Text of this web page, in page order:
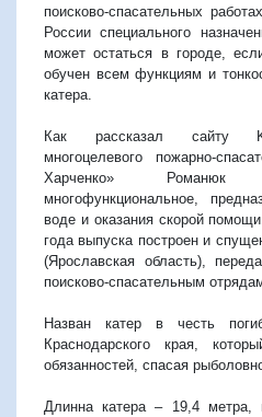
поисково-спасательных
России специального
может остаться в городе,
обучен всем функциям и
катера.
Как рассказал сайту
многоцелевого пожарно-
Харченко» Романюк
многофункциональное,
воде и оказания скорой
года выпуска построен и
(Ярославская область),
поисково-спасательным
Назван катер в честь
Краснодарского края,
обязанностей, спасая
Длинна катера – 19,4